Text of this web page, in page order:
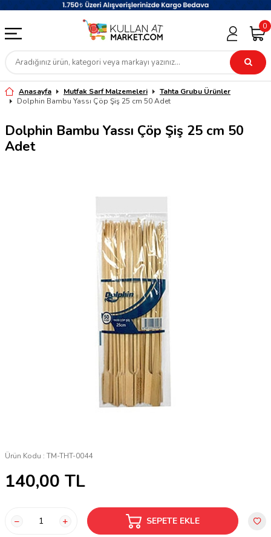
0
Anasayfa Mutfak Sarf Malzemeleri
Tahta Grubu Ürünler
Dolphin Bambu Yassı Çöp Şiş 25 cm 50 Adet
Dolphin Bambu Yassı Çöp Şiş 25 cm 50
Adet
Ürün Kodu : TM-THT-0044
140,00 TL
SEPETE EKLE